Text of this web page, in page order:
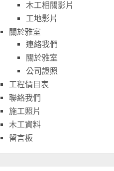
木工相關影片
工地影片
關於雅室
連絡我們
關於雅室
公司證照
工程價目表
聯絡我們
施工照片
木工資料
留言板